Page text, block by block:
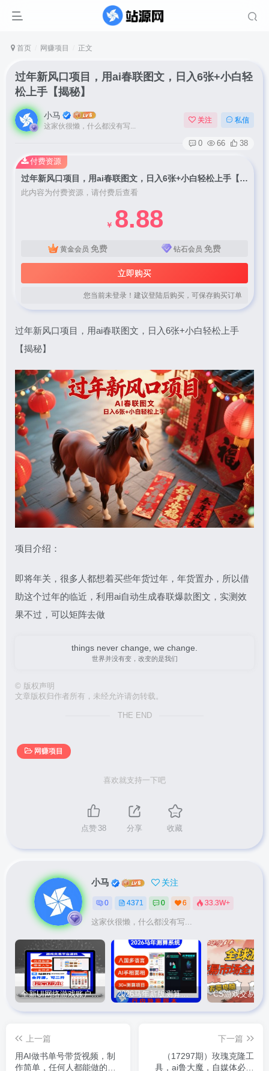
首页 网赚项目 正文
过年新风口项目，用ai春联图文，日入6张+小白轻
松上手【揭秘】
小马
这家伙很懒，什么都没有写...
关注 私信
0 66 38
过年新风口项目，用ai春联图文，日入6张+小白轻松上手【揭秘】
此内容为付费资源，请付费后查看
￥ 8.88
黄金会员 免费 钻石会员 免费
立即购买
您当前未登录！建议登陆后购买，可保存购买订单
付费资源
过年新风口项目，用ai春联图文，日入6张+小白轻松上手
【揭秘】
项目介绍：
即将年关，很多人都想着买些年货过年，年货置办，所以借
助这个过年的临近，利用ai自动生成春联爆款图文，实测效
果不过，可以矩阵去做
things never change, we change.
世界并没有变，改变的是我们
© 版权声明
文章版权归作者所有，未经允许请勿转载。
THE END
网赚项目
喜欢就支持一下吧
点赞 38 分享 收藏
小马 关注
0 4371 0 6 33.3W+
这家伙很懒，什么都没有写...
全新UI网络游戏账户交易平台系统 全开源版本 2026马年新版测算系统源码
上一篇
用AI做书单号带货视频，制
作简单，任何人都能做的，
下一篇
（17297期）玫瑰克隆工
具，ai鲁大魔，自媒体必备